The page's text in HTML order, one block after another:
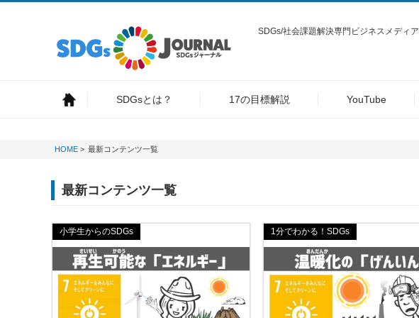
SDGs/社会課題解決専門ビジネスメディア
SDGsとは？ 17の目標解説 YouTube
HOME > 最新コンテンツ一覧
最新コンテンツ一覧
小学生からのSDGs 1分でわかる！SDGs